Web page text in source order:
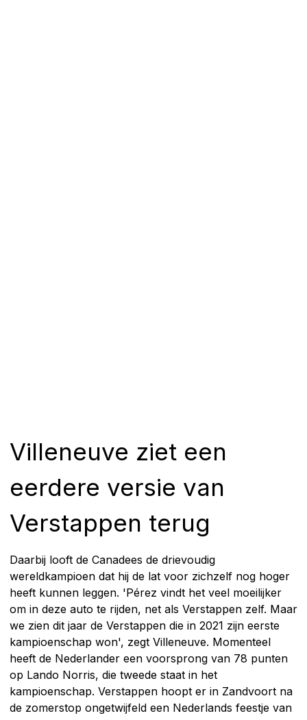
Villeneuve ziet een
eerdere versie van
Verstappen terug
Daarbij looft de Canadees de drievoudig
wereldkampioen dat hij de lat voor zichzelf nog hoger
heeft kunnen leggen. 'Pérez vindt het veel moeilijker
om in deze auto te rijden, net als Verstappen zelf. Maar
we zien dit jaar de Verstappen die in 2021 zijn eerste
kampioenschap won', zegt Villeneuve. Momenteel
heeft de Nederlander een voorsprong van 78 punten
op Lando Norris, die tweede staat in het
kampioenschap. Verstappen hoopt er in Zandvoort na
de zomerstop ongetwijfeld een Nederlands feestje van